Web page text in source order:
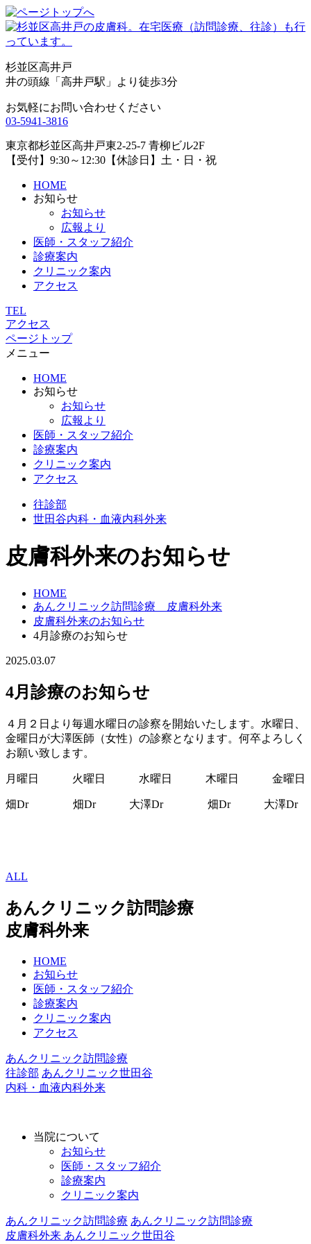
杉並区高井戸
井の頭線「高井戸駅」より徒歩3分
お気軽にお問い合わせください
03-5941-3816
東京都杉並区高井戸東2-25-7 青柳ビル2F
【受付】9:30～12:30【休診日】土・日・祝
HOME
お知らせ
お知らせ
広報より
医師・スタッフ紹介
診療案内
クリニック案内
アクセス
TEL
アクセス
ページトップ
メニュー
HOME
お知らせ
お知らせ
広報より
医師・スタッフ紹介
診療案内
クリニック案内
アクセス
往診部
世田谷内科・血液内科外来
皮膚科外来のお知らせ
HOME
あんクリニック訪問診療 皮膚科外来
皮膚科外来のお知らせ
4月診療のお知らせ
2025.03.07
4月診療のお知らせ
４月２日より毎週水曜日の診察を開始いたします。水曜日、
金曜日が大澤医師（女性）の診察となります。何卒よろしく
お願い致します。
月曜日 火曜日 水曜日 木曜日 金曜日
畑Dr 畑Dr 大澤Dr 畑Dr 大澤Dr
ALL
あんクリニック訪問診療
皮膚科外来
HOME
お知らせ
医師・スタッフ紹介
診療案内
クリニック案内
アクセス
あんクリニック訪問診療
往診部 あんクリニック世田谷
内科・血液内科外来
当院について
お知らせ
医師・スタッフ紹介
診療案内
クリニック案内
あんクリニック訪問診療 あんクリニック訪問診療
皮膚科外来 あんクリニック世田谷